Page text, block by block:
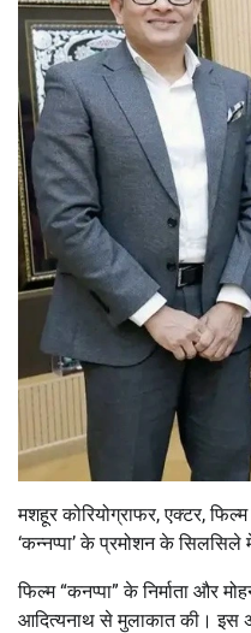
मशहूर कोरियोग्राफर, एक्टर,
‘कन्नप्पा’ के प्रमोशन के
फिल्म “कनप्पा” के निर्माता और
आदित्यनाथ से मुलाकात की। इस